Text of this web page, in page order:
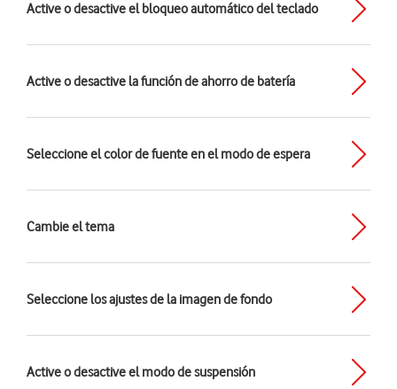
Active o desactive el bloqueo automático del teclado
Active o desactive la función de ahorro de batería
Seleccione el color de fuente en el modo de espera
Cambie el tema
Seleccione los ajustes de la imagen de fondo
Active o desactive el modo de suspensión